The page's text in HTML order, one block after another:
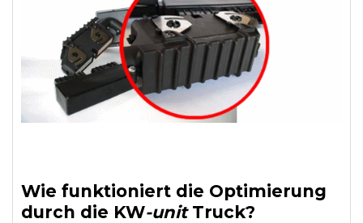
Wie funktioniert die Optimierung
durch die KW-unit Truck?